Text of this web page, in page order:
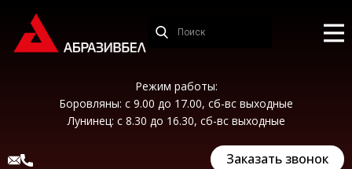
Режим работы:
Боровляны: с 9.00 до 17.00, сб-вс выходные
Лунинец: с 8.30 до 16.30, сб-вс выходные
Заказать звонок